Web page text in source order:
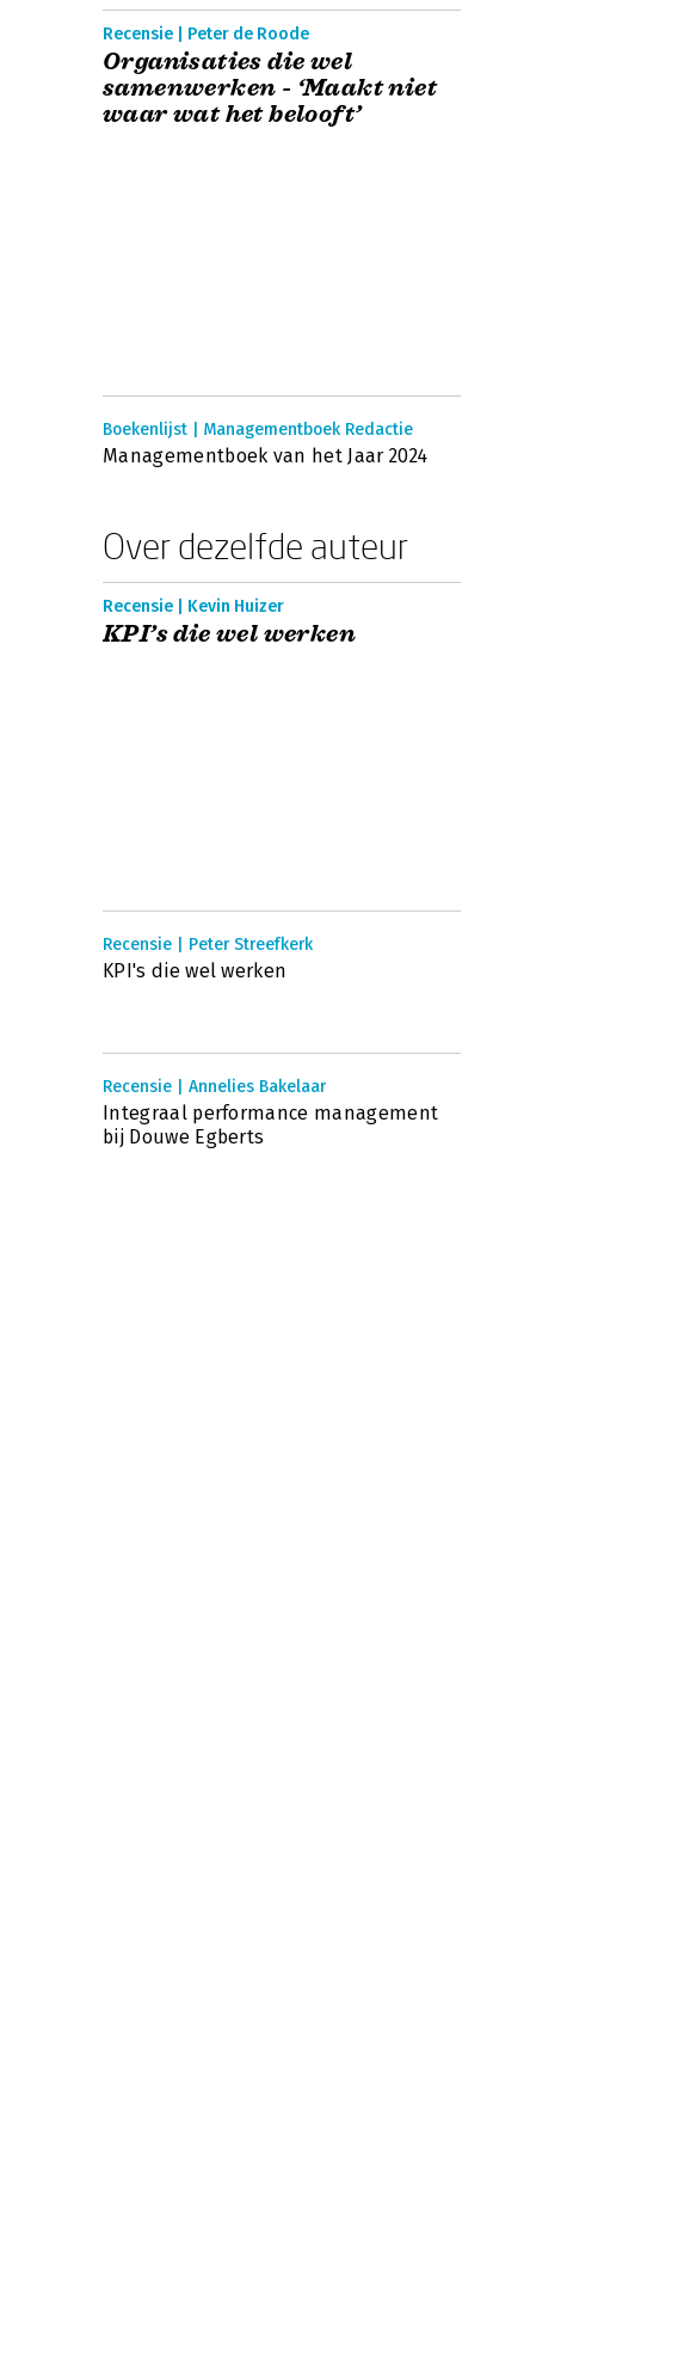
Recensie | Peter de Roode
Organisaties die wel
samenwerken - ‘Maakt niet
waar wat het belooft’
Boekenlijst | Managementboek Redactie
Managementboek van het Jaar 2024
Over dezelfde auteur
Recensie | Kevin Huizer
KPI’s die wel werken
Recensie | Peter Streefkerk
KPI's die wel werken
Recensie | Annelies Bakelaar
Integraal performance management
bij Douwe Egberts